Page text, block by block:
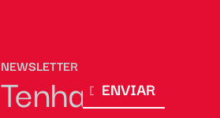
NEWSLETTER
Tenha ENVIAR